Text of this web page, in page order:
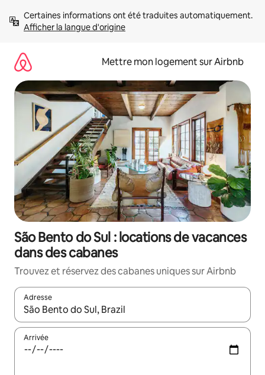
directement
Afficher la langue d'origine
Mettre mon logement sur Airbnb
São Bento do Sul : locations de vacances
dans des cabanes
Trouvez et réservez des cabanes uniques sur Airbnb
Adresse
Lorsque les résultats s'affichent, utilisez les flèches vers le
Arrivée